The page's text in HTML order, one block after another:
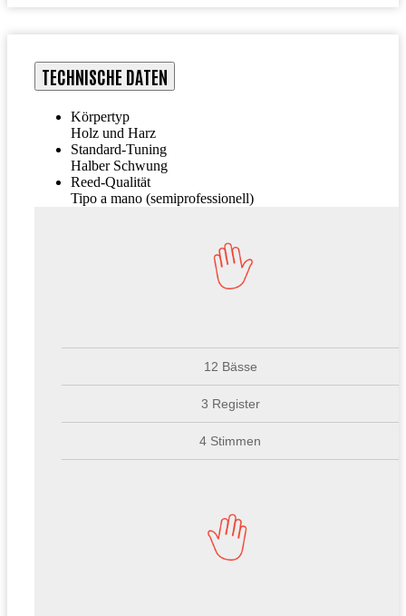
TECHNISCHE DATEN
Körpertyp
Holz und Harz
Standard-Tuning
Halber Schwung
Reed-Qualität
Tipo a mano (semiprofessionell)
12 Bässe
3 Register
4 Stimmen